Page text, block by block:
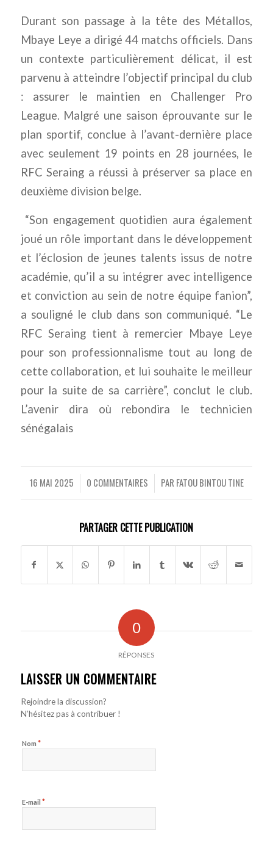
Durant son passage à la tête des Métallos,
Mbaye Leye a dirigé 44 matchs officiels. Dans
un contexte particulièrement délicat, il est
parvenu à atteindre l’objectif principal du club
: assurer le maintien en Challenger Pro
League. Malgré une saison éprouvante sur le
plan sportif, conclue à l’avant-dernière place
avec seulement 19 points en 28 journées, le
RFC Seraing a réussi à préserver sa place en
deuxième division belge.
“Son engagement quotidien aura également
joué un rôle important dans le développement
et l’éclosion de jeunes talents issus de notre
académie, qu’il a su intégrer avec intelligence
et conviction au sein de notre équipe fanion”,
a souligné le club dans son communiqué. “Le
RFC Seraing tient à remercier Mbaye Leye
pour son professionnalisme tout au long de
cette collaboration, et lui souhaite le meilleur
pour la suite de sa carrière”, conclut le club.
L’avenir dira où rebondira le technicien
sénégalais
16 MAI 2025
/ 0 COMMENTAIRES
/ PAR FATOU BINTOU TINE
PARTAGER CETTE PUBLICATION
0
RÉPONSES
LAISSER UN COMMENTAIRE
Rejoindre la discussion?
N’hésitez pas à contribuer !
Nom *
E-mail *